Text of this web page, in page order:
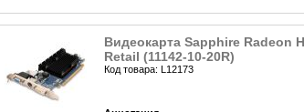
Видеокарта Sapphire Radeon
Retail (11142-10-20R)
Код товара: L12173